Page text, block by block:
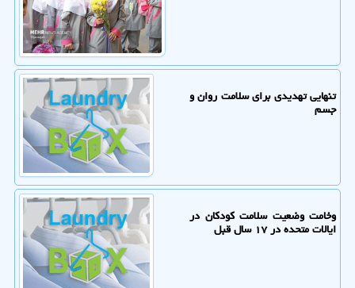
تنهایی تهدیدی برای سلامت روان و
جسم
وخامت وضعیت سلامت کودکان در
ایالات متحده در ۱۷ سال قبل